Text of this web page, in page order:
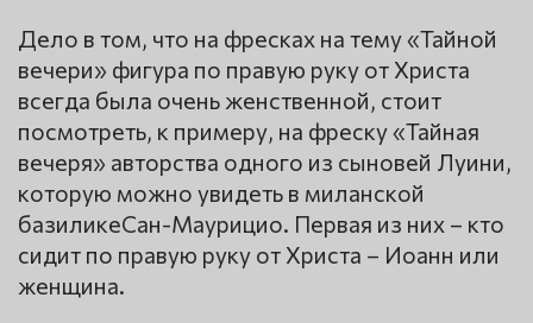
Дело в том, что на фресках на тему «Тайной
вечери» фигура по правую руку от Христа
всегда была очень женственной, стоит
посмотреть, к примеру, на фреску «Тайная
вечеря» авторства одного из сыновей Луини,
которую можно увидеть в миланской
базиликеСан-Маурицио. Первая из них – кто
сидит по правую руку от Христа – Иоанн или
женщина.